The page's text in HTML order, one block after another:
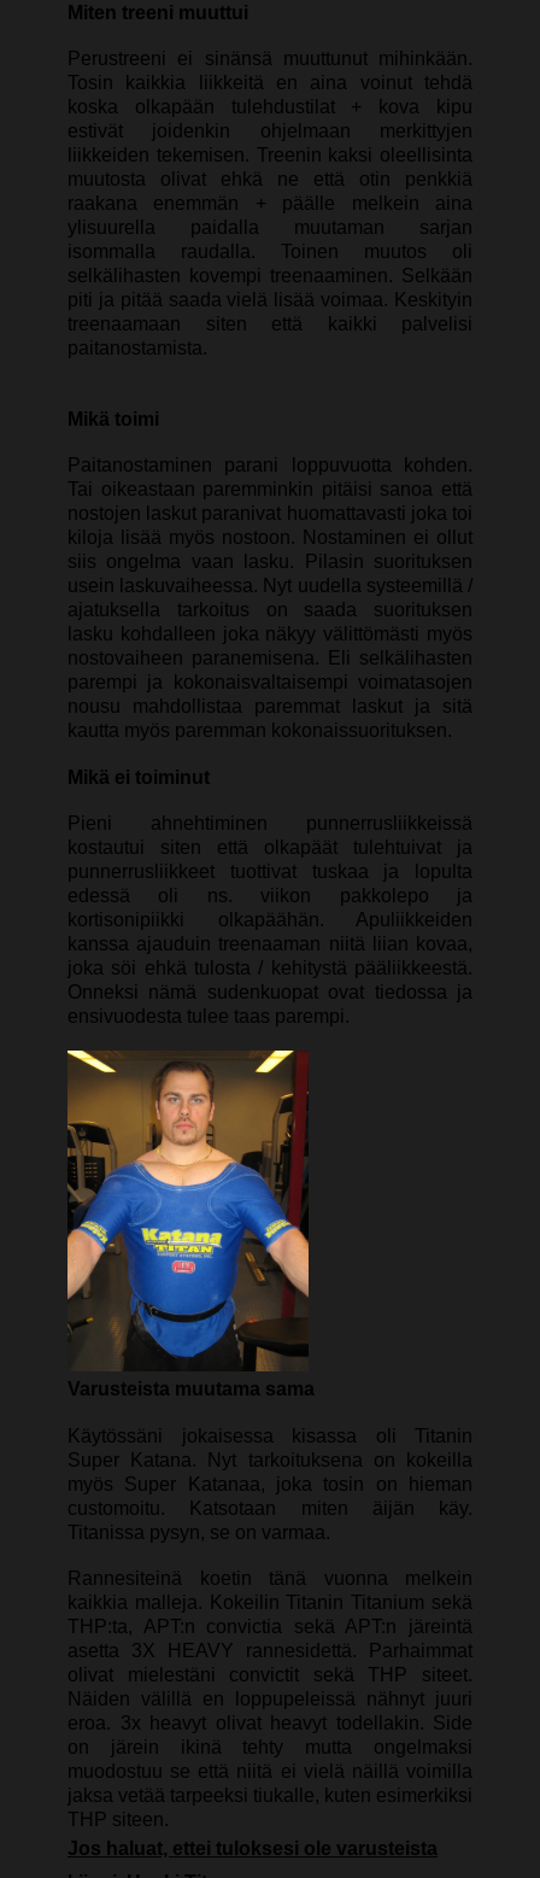
Miten treeni muuttui
Perustreeni ei sinänsä muuttunut mihinkään.
Tosin kaikkia liikkeitä en aina voinut tehdä
koska olkapään tulehdustilat + kova kipu
estivät joidenkin ohjelmaan merkittyjen
liikkeiden tekemisen. Treenin kaksi oleellisinta
muutosta olivat ehkä ne että otin penkkiä
raakana enemmän + päälle melkein aina
ylisuurella paidalla muutaman sarjan
isommalla raudalla. Toinen muutos oli
selkälihasten kovempi treenaaminen. Selkään
piti ja pitää saada vielä lisää voimaa. Keskityin
treenaamaan siten että kaikki palvelisi
paitanostamista.
Mikä toimi
Paitanostaminen parani loppuvuotta kohden.
Tai oikeastaan paremminkin pitäisi sanoa että
nostojen laskut paranivat huomattavasti joka toi
kiloja lisää myös nostoon. Nostaminen ei ollut
siis ongelma vaan lasku. Pilasin suorituksen
usein laskuvaiheessa. Nyt uudella systeemillä /
ajatuksella tarkoitus on saada suorituksen
lasku kohdalleen joka näkyy välittömästi myös
nostovaiheen paranemisena. Eli selkälihasten
parempi ja kokonaisvaltaisempi voimatasojen
nousu mahdollistaa paremmat laskut ja sitä
kautta myös paremman kokonaissuorituksen.
Mikä ei toiminut
Pieni ahnehtiminen punnerrusliikkeissä
kostautui siten että olkapäät tulehtuivat ja
punnerrusliikkeet tuottivat tuskaa ja lopulta
edessä oli ns. viikon pakkolepo ja
kortisonipiikki olkapäähän. Apuliikkeiden
kanssa ajauduin treenaaman niitä liian kovaa,
joka söi ehkä tulosta / kehitystä pääliikkeestä.
Onneksi nämä sudenkuopat ovat tiedossa ja
ensivuodesta tulee taas parempi.
Varusteista muutama sama
Käytössäni jokaisessa kisassa oli Titanin
Super Katana. Nyt tarkoituksena on kokeilla
myös Super Katanaa, joka tosin on hieman
customoitu. Katsotaan miten äijän käy.
Titanissa pysyn, se on varmaa.
Rannesiteinä koetin tänä vuonna melkein
kaikkia malleja. Kokeilin Titanin Titanium sekä
THP:ta, APT:n convictia sekä APT:n järeintä
asetta 3X HEAVY rannesidettä. Parhaimmat
olivat mielestäni convictit sekä THP siteet.
Näiden välillä en loppupeleissä nähnyt juuri
eroa. 3x heavyt olivat heavyt todellakin. Side
on järein ikinä tehty mutta ongelmaksi
muodostuu se että niitä ei vielä näillä voimilla
jaksa vetää tarpeeksi tiukalle, kuten esimerkiksi
THP siteen.
Jos haluat, ettei tuloksesi ole varusteista